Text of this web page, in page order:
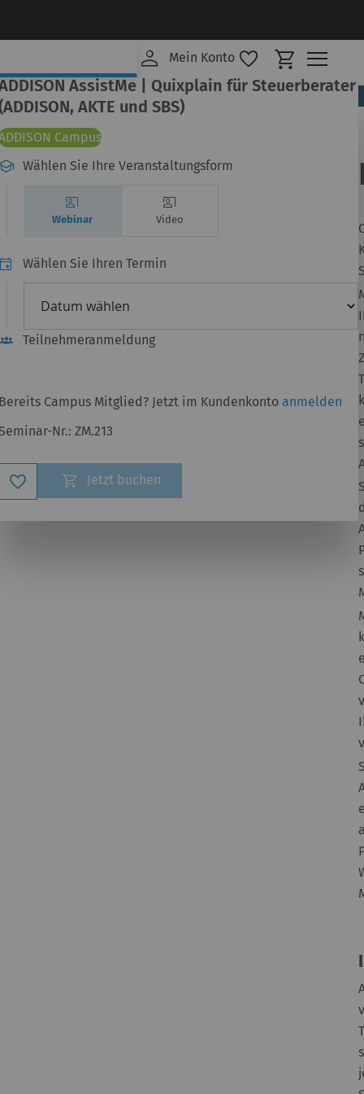
Mein Konto Mein
AssistMe | Quixplain für Steuerberater
AKTE und SBS)
Campus
Wählen Sie Ihre Veranstaltungsform
Webinar Video
Wählen Sie Ihren Termin
Teilnehmeranmeldung
Campus Mitglied? Jetzt im Kundenkonto anmelden
Nr.: ZM.213
Wunschliste
Jetzt buchen